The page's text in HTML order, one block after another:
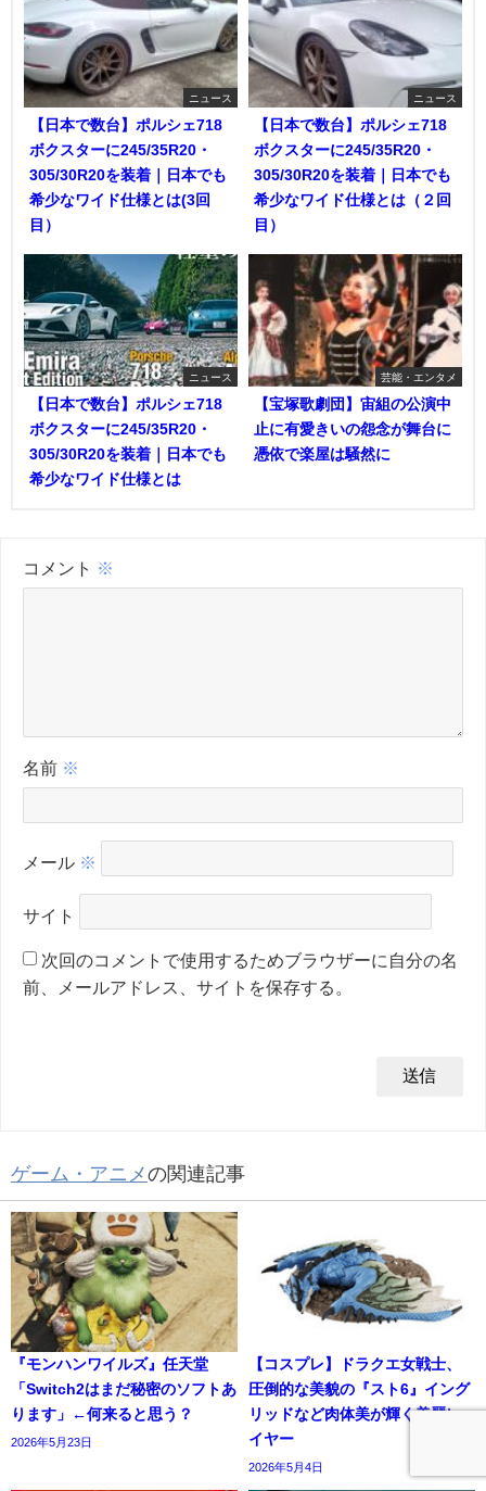
ニュース
【日本で数台】ポルシェ718
ボクスターに245/35R20・
305/30R20を装着｜日本でも
希少なワイド仕様とは(3回
目）
ニュース
【日本で数台】ポルシェ718
ボクスターに245/35R20・
305/30R20を装着｜日本でも
希少なワイド仕様とは（２回
目）
ニュース
【日本で数台】ポルシェ718
ボクスターに245/35R20・
305/30R20を装着｜日本でも
希少なワイド仕様とは
芸能・エンタメ
【宝塚歌劇団】宙組の公演中
止に有愛きいの怨念が舞台に
憑依で楽屋は騒然に
コメント ※
名前 ※
メール ※
サイト
次回のコメントで使用するためブラウザーに自分の名
前、メールアドレス、サイトを保存する。
ゲーム・アニメの関連記事
『モンハンワイルズ』任天堂
「Switch2はまだ秘密のソフトあ
ります」←何来ると思う？
2026年5月23日
【コスプレ】ドラクエ女戦士、
圧倒的な美貌の『スト6』イング
リッドなど肉体美が輝く美麗レ
イヤー
2026年5月4日